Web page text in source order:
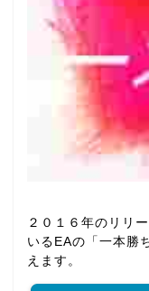
２０１６年のリリ
いるEAの「一本勝
えます。